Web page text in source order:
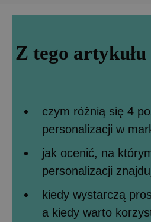
Z tego artykułu
czym różnią się 4
personalizacji w
jak ocenić, na
personalizacji
kiedy wystarczą
a kiedy warto